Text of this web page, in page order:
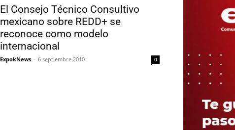
El Consejo Técnico Consultivo
mexicano sobre REDD+ se
reconoce como modelo
internacional
ExpokNews - 6 septiembre 2010 0